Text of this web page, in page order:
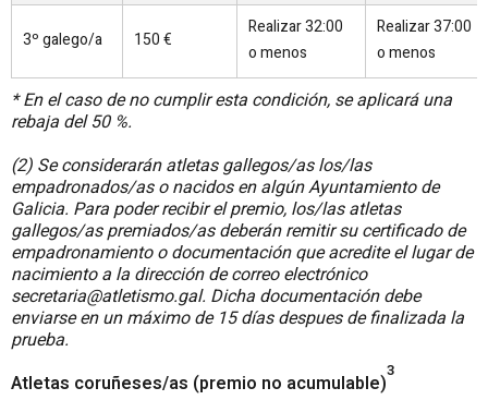
3º galego/a 150 €
Realizar 32:00
o menos
Realizar 37:00
o menos
* En el caso de no cumplir esta condición, se aplicará una
rebaja del 50 %.
(2) Se considerarán atletas gallegos/as los/las
empadronados/as o nacidos en algún Ayuntamiento de
Galicia. Para poder recibir el premio, los/las atletas
gallegos/as premiados/as deberán remitir su certificado de
empadronamiento o documentación que acredite el lugar de
nacimiento a la dirección de correo electrónico
secretaria@atletismo.gal. Dicha documentación debe
enviarse en un máximo de 15 días despues de finalizada la
prueba.
Atletas coruñeses/as (premio no acumulable)3